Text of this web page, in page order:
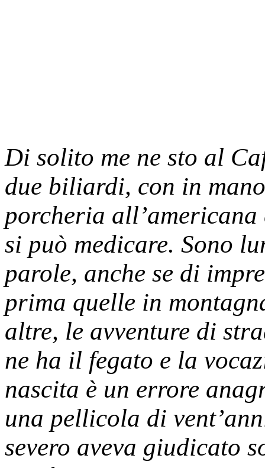
Di solito me ne sto al
due biliardi, con in
porcheria
si può medicare. Sono
parole, anche se di
prima quelle in
altre, le avventure di
ne ha il fegato e la
nascita è un errore
una pellicola di
severo aveva giudicato